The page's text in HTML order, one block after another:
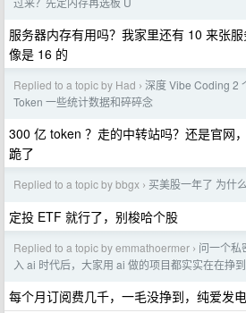
服务器内存有用吗？我家里还有 10 来张
像是 16 的
Replied to a topic by Had › 深度 Vibe Coding 2
Token 一些统计数据和碎碎念
300 亿 token ？走的中转站吗？还是官网
跪了
Replied to a topic by bbgx › 买美股一年了 为什
定投 ETF 就行了，别梭哈个股
Replied to a topic by emmathoermer › 问一个私
入 ai 时代后，大家用 ai 做的项目都实实在在挣
每个月订阅费几千，一毛没挣到，纯爱发